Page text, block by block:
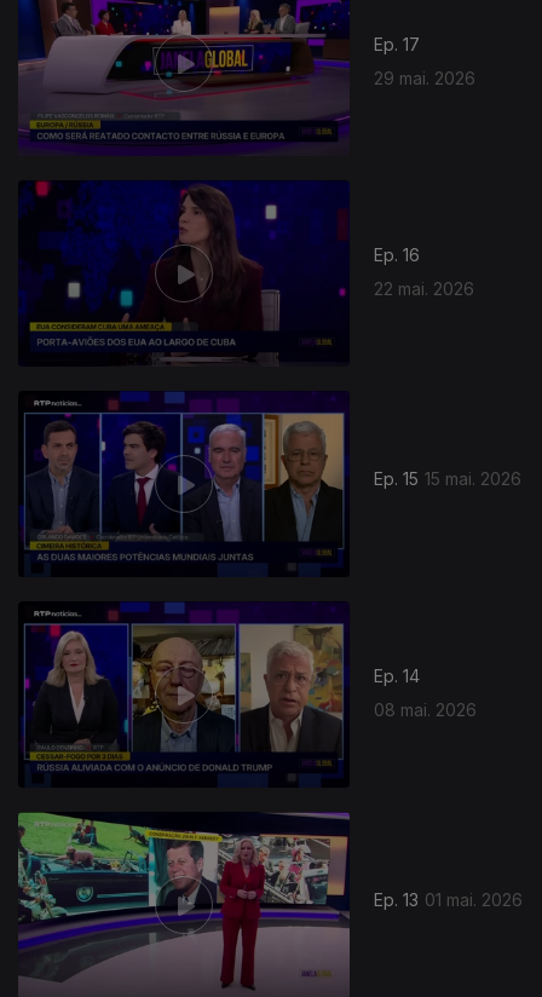
Ep. 17
29 mai. 2026
Ep. 16
22 mai. 2026
Ep. 15 15 mai. 2026
Ep. 14
08 mai. 2026
Ep. 13 01 mai. 2026
926348